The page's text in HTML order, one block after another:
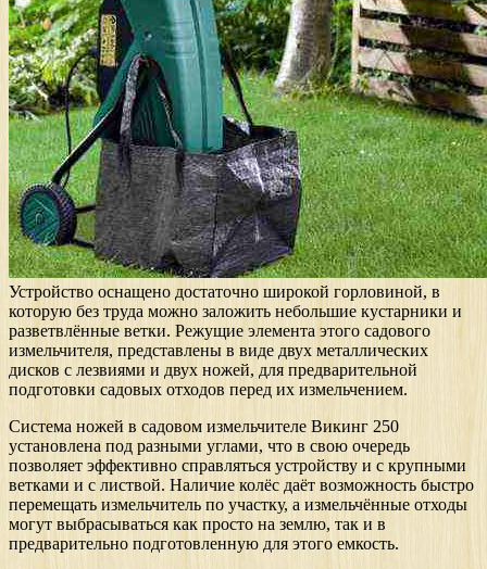
Устройство оснащено достаточно широкой горловиной, в
которую без труда можно заложить небольшие кустарники и
разветвлённые ветки. Режущие элемента этого садового
измельчителя, представлены в виде двух металлических
дисков с лезвиями и двух ножей, для предварительной
подготовки садовых отходов перед их измельчением.
Система ножей в садовом измельчителе Викинг 250
установлена под разными углами, что в свою очередь
позволяет эффективно справляться устройству и с крупными
ветками и с листвой. Наличие колёс даёт возможность быстро
перемещать измельчитель по участку, а измельчённые отходы
могут выбрасываться как просто на землю, так и в
предварительно подготовленную для этого емкость.